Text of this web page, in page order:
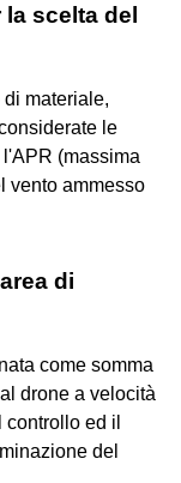
scelta del
materiale,
le
(massima
vento ammesso
di
come somma
drone a velocità
ed il
del